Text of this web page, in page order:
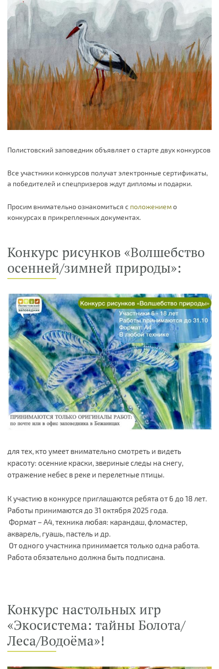
Полистовский заповедник объявляет о старте двух конкурсов
Все участники конкурсов получат электронные сертификаты,
а победителей и спецпризеров ждут дипломы и подарки.
Просим внимательно ознакомиться с положениемо
конкурсах в прикрепленных документах.
Конкурс рисунков «Волшебство
осенней/зимней природы»:
для тех, кто умеет внимательно смотреть и видеть
красоту: осенние краски, звериные следы на снегу,
отражение небес в реке и перелетные птицы.
К участию в конкурсе приглашаются ребята от 6 до 18 лет.
Работы принимаются до 31 октября 2025 года.
Формат – А4, техника любая: карандаш, фломастер,
акварель, гуашь, пастель и др.
От одного участника принимается только одна работа.
Работа обязательно должна быть подписана.
Конкурс настольных игр
«Экосистема: тайны Болота/
Леса/Водоёма»!